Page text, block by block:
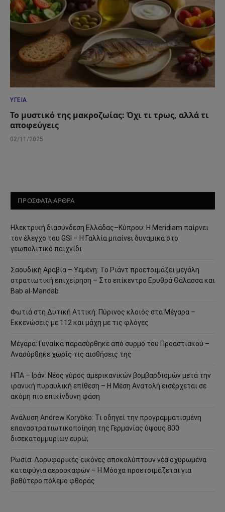
ΥΓΕΊΑ
Το μυστικό της μακροζωίας: Όχι τι τρως, αλλά τι
αποφεύγεις
02/11/2025
ΠΡΟΣΦΑΤΑ ΑΡΘΡΑ
Ηλεκτρική διασύνδεση Ελλάδας–Κύπρου: Η Meridiam παίρνει
τον έλεγχο του GSI – Η Γαλλία μπαίνει δυναμικά στο
γεωπολιτικό παιχνίδι
Σαουδική Αραβία – Υεμένη: Το Ριάντ προετοιμάζει μεγάλη
στρατιωτική επιχείρηση – Στο επίκεντρο Ερυθρά Θάλασσα και
Bab al-Mandab
Φωτιά στη Δυτική Αττική: Πύρινος κλοιός στα Μέγαρα –
Εκκενώσεις με 112 και μάχη με τις φλόγες
Μέγαρα: Γυναίκα παρασύρθηκε από συρμό του Προαστιακού –
Ανασύρθηκε χωρίς τις αισθήσεις της
ΗΠΑ – Ιράν: Νέος γύρος αμερικανικών βομβαρδισμών μετά την
ιρανική πυραυλική επίθεση – Η Μέση Ανατολή εισέρχεται σε
ακόμη πιο επικίνδυνη φάση
Ανάλυση Andrew Korybko: Τι οδηγεί την προγραμματισμένη
επαναστρατιωτικοποίηση της Γερμανίας ύψους 800
δισεκατομμυρίων ευρώ;
Ρωσία: Δορυφορικές εικόνες αποκαλύπτουν νέα οχυρωμένα
καταφύγια αεροσκαφών – Η Μόσχα προετοιμάζεται για
βαθύτερο πόλεμο φθοράς